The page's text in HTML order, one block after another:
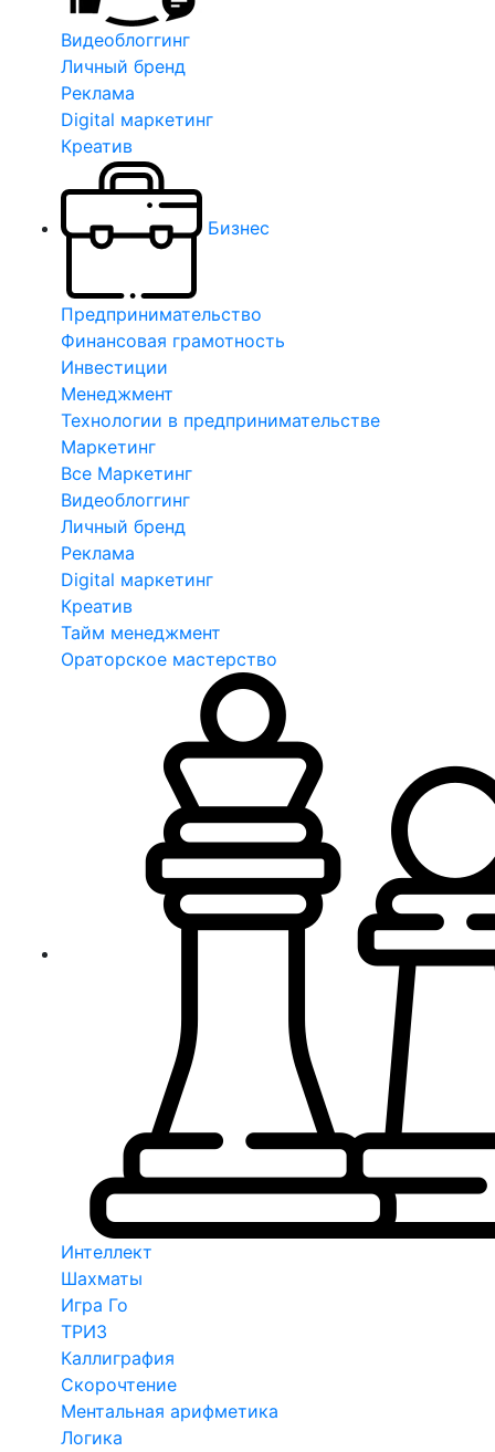
Видеоблоггинг
Личный бренд
Реклама
Digital маркетинг
Креатив
Бизнес
Предпринимательство
Финансовая грамотность
Инвестиции
Менеджмент
Технологии в предпринимательстве
Маркетинг
Все Маркетинг
Видеоблоггинг
Личный бренд
Реклама
Digital маркетинг
Креатив
Тайм менеджмент
Ораторское мастерство
Интеллект
Шахматы
Игра Го
ТРИЗ
Каллиграфия
Скорочтение
Ментальная арифметика
Логика